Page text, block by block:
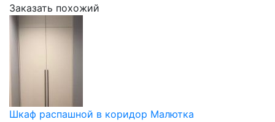
Заказать похожий
Шкаф распашной в коридор Малютка